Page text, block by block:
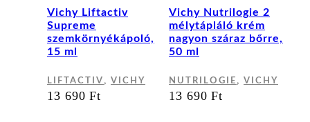
terméknek
több
variációja
változatok
termékoldalon
Vichy Liftactiv
Supreme
szemkörnyékápoló,
15 ml
LIFTACTIV , VICHY
13 690Ft
Vichy Nutrilogie 2
mélytápláló krém
nagyon száraz bőrre,
50 ml
NUTRILOGIE , VICHY
13 690Ft